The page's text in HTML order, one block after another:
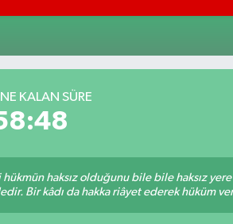
KALAN SÜRE
haksız olduğunu bile bile haksız
Bir kâdı da hakka riâyet ederek hüküm